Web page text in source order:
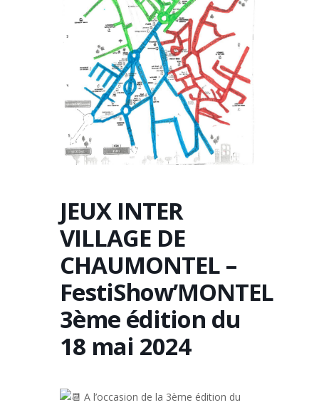
JEUX INTER
VILLAGE DE
CHAUMONTEL –
FestiShow’MONTEL
3ème édition du
18 mai 2024
A l’occasion de la 3ème édition du